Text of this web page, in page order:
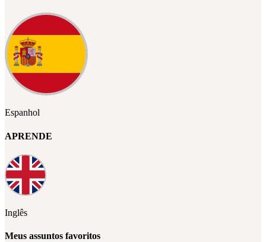
Espanhol
APRENDE
Inglês
Meus assuntos favoritos